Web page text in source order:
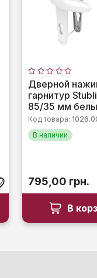
Оценка
0
из
5
Дверной
гарнитур
85/35 мм
Код товара:
В наличии
795,00 грн.
В